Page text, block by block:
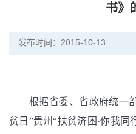
书》
发布时间：2015-10-13
根据省委、省政府统一
贫日”贵州“扶贫济困 ·你我同